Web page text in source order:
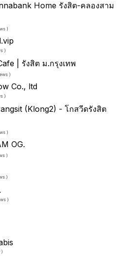
Home รังสิต-คลองสาม
)
)
| รังสิต ม.กรุงเทพ
)
Co., ltd
)
(Klong2) - โกสวีดรังสิต
)
OG.
)
)
)
)